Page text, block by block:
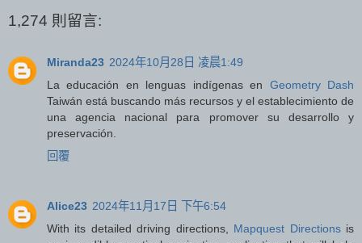
1,274 則留言:
Miranda23 2024年10月28日 凌晨1:49
La educación en lenguas indígenas en Geometry Dash
Taiwán está buscando más recursos y el establecimiento de
una agencia nacional para promover su desarrollo y
preservación.
回覆
Alice23 2024年11月17日 下午6:54
With its detailed driving directions, Mapquest Directionsis